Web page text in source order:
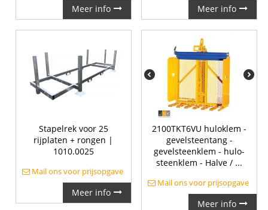
Meer info Meer info
Stapelrek voor 25
rijplaten + rongen |
1010.0025
Mail ons voor prijsopgave
Meer info
2100TKT6VU huloklem -
gevelsteentang -
gevelsteenklem - hulo-
steenklem - Halve / ...
Mail ons voor prijsopgave
Meer info